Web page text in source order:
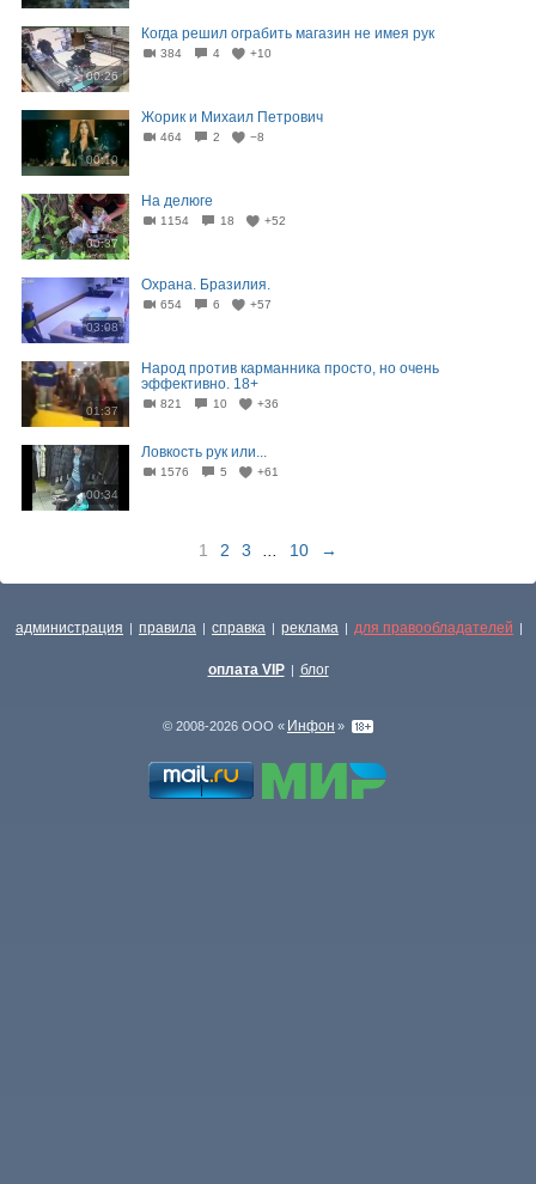
00:26
Когда решил ограбить магазин не имея рук
384 4 +10
00:10
Жорик и Михаил Петрович
464 2 −8
00:37
На делюге
1154 18 +52
03:08
Охрана. Бразилия.
654 6 +57
01:37
Народ против карманника просто, но очень
эффективно. 18+
821 10 +36
00:34
Ловкость рук или...
1576 5 +61
1 2 3 10 →
администрация | правила | справка | реклама | для правообладателей |
оплата VIP | блог
© 2008-2026 ООО « Инфон »